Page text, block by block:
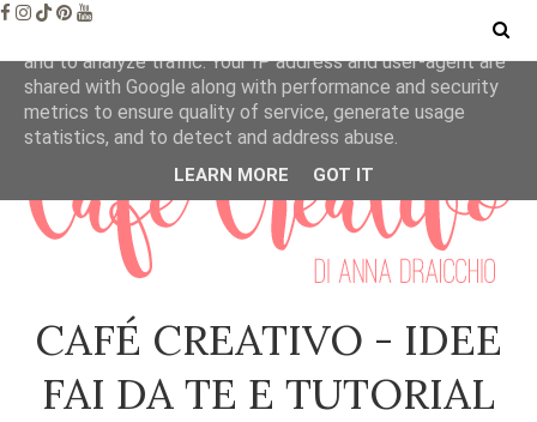
CAFÉ CREATIVO - IDEE
FAI DA TE E TUTORIAL
This site uses cookies from Google to deliver its services
and to analyze traffic. Your IP address and user-agent are
shared with Google along with performance and security
metrics to ensure quality of service, generate usage
statistics, and to detect and address abuse.
LEARN MORE GOT IT